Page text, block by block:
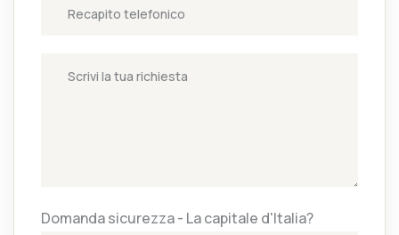
Domanda sicurezza - La capitale d'Italia?